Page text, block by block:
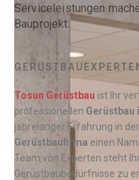
Serviceleistungen
Bauprojekt.
Tosun Gerüstbau ist Ihr
professionellen Gerüstbau
jahrelanger Erfahrung in
Gerüstbaufirma einen
Team von Experten steht
Gerüstbaubedürfnisse zu